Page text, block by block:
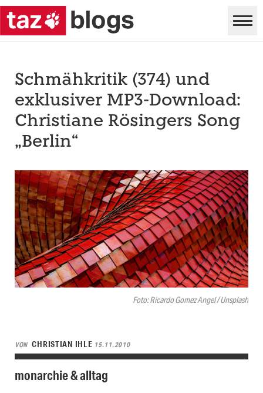
Foto: Ricardo Gomez Angel / Unsplash
Schmähkritik (374) und
exklusiver MP3-Download:
Christiane Rösingers Song
„Berlin“
VON CHRISTIAN IHLE 15.11.2010
monarchie & alltag